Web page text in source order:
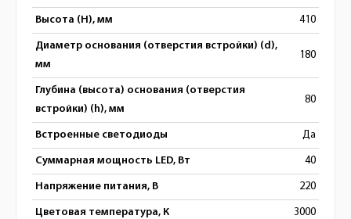
Высота (H), мм 410
Диаметр основания (отверстия встройки) (d),
мм
180
Глубина (высота) основания (отверстия
встройки) (h), мм
80
Встроенные светодиоды Да
Суммарная мощность LED, Вт 40
Напряжение питания, В 220
Цветовая температура, К 3000